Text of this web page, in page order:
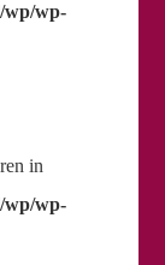
wp/wp-
in
wp/wp-